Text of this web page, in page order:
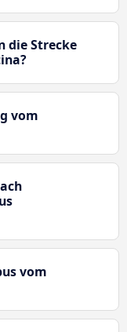
die Strecke
vom
vom